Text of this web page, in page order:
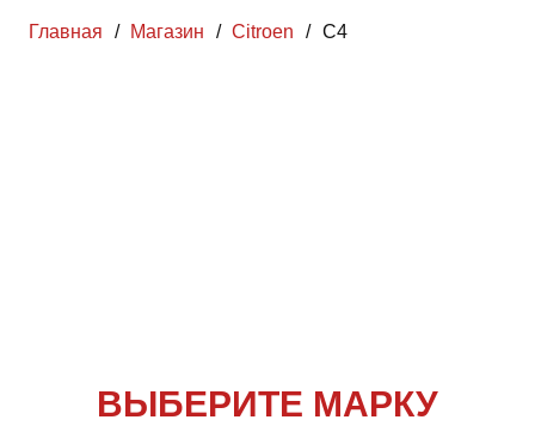
Главная / Магазин / Citroen / C4
ВЫБЕРИТЕ МАРКУ